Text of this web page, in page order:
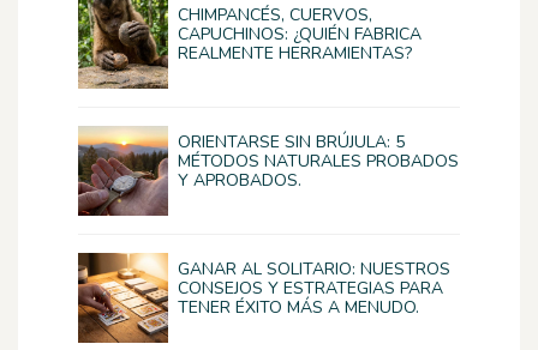
CHIMPANCÉS, CUERVOS,
CAPUCHINOS: ¿QUIÉN FABRICA
REALMENTE HERRAMIENTAS?
ORIENTARSE SIN BRÚJULA: 5
MÉTODOS NATURALES PROBADOS
Y APROBADOS.
GANAR AL SOLITARIO: NUESTROS
CONSEJOS Y ESTRATEGIAS PARA
TENER ÉXITO MÁS A MENUDO.